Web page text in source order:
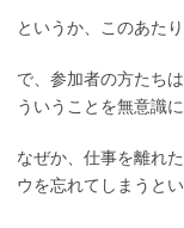
というか、このあた
で、参加者の方たち
ういうことを無意識
なぜか、仕事を離れ
ウを忘れてしまうとい